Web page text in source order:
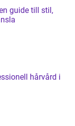
guide till stil,
hårvård i